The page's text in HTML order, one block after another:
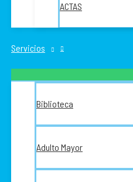
ACTAS
Servicios
Biblioteca
Adulto Mayor